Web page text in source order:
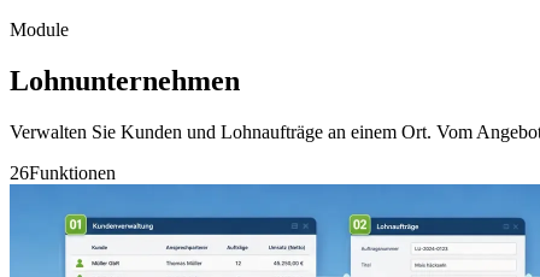
Module
Lohnunternehmen
Verwalten Sie Kunden und Lohnaufträge an einem Ort. Vom
26Funktionen